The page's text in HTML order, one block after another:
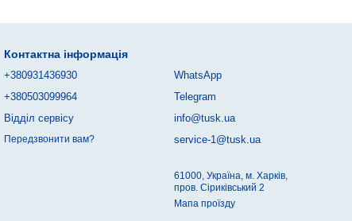
Контактна інформація
+380931436930
+380503099964
Відділ сервісу
Передзвонити вам?
WhatsApp
Telegram
info@tusk.ua
service-1@tusk.ua
61000, Україна, м. Харків,
пров. Сіриківський 2
Мапа проїзду